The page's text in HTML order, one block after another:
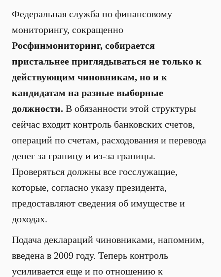
Федеральная служба по финансовому
мониторингу, сокращенно
Росфинмониторинг, собирается
пристальнее приглядываться не только к
действующим чиновникам, но и к
кандидатам на разные выборные
должности. В обязанности этой структуры
сейчас входит контроль банковских счетов,
операций по счетам, расходования и перевода
денег за границу и из-за границы.
Проверяться должны все госслужащие,
которые, согласно указу президента,
предоставляют сведения об имуществе и
доходах.
Подача деклараций чиновниками, напомним,
введена в 2009 году. Теперь контроль
усиливается еще и по отношению к